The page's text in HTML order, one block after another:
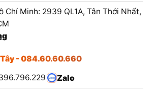
Chí Minh: 2939 QL1A, Tân Thới Nhất,
- 084.60.60.660
Zalo